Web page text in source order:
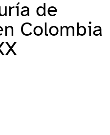
de
Colombia